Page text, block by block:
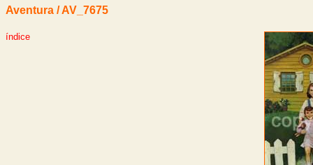
Aventura / AV_7675
índice